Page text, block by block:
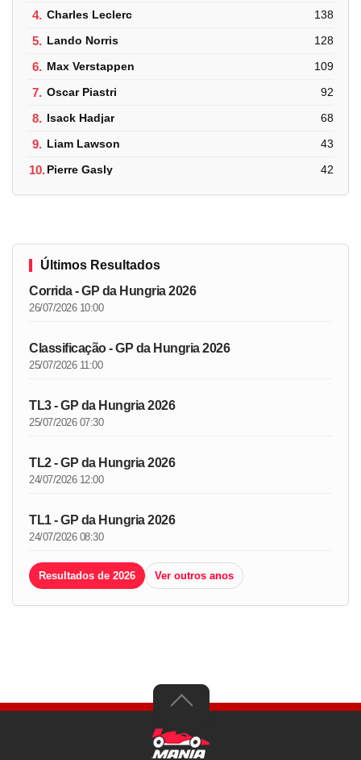
4. Charles Leclerc 138
5. Lando Norris 128
6. Max Verstappen 109
7. Oscar Piastri 92
8. Isack Hadjar 68
9. Liam Lawson 43
10.Pierre Gasly 42
Últimos Resultados
Corrida - GP da Hungria 2026
26/07/2026 10:00
Classificação - GP da Hungria 2026
25/07/2026 11:00
TL3 - GP da Hungria 2026
25/07/2026 07:30
TL2 - GP da Hungria 2026
24/07/2026 12:00
TL1 - GP da Hungria 2026
24/07/2026 08:30
Resultados de 2026 Ver outros anos